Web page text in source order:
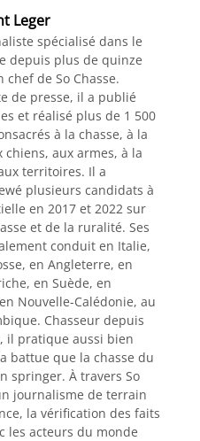
Leger
spécialisé dans le
depuis plus de quinze
de So Chasse.
de presse, il a publié
et réalisé plus de 1 500
à la chasse, à la
chiens, aux armes, à la
territoires. Il a
plusieurs candidats à
en 2017 et 2022 sur
et de la ruralité. Ses
conduit en Italie,
en Angleterre, en
en Suède, en
Nouvelle-Calédonie, au
Chasseur depuis
il pratique aussi bien
battue que la chasse du
springer. À travers So
journalisme de terrain
la vérification des faits
les acteurs du monde